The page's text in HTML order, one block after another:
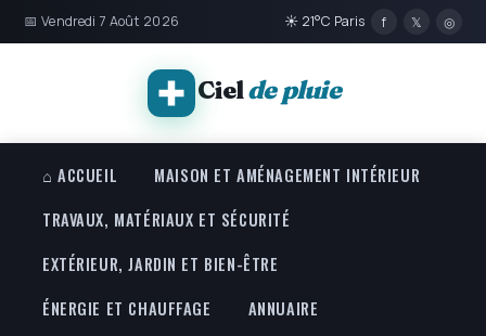
📅 Vendredi 7 Août 2026 ☀ 21°C Paris f 𝕏 ◎
Cielde pluie
⌂ ACCUEIL
MAISON ET AMÉNAGEMENT INTÉRIEUR
TRAVAUX, MATÉRIAUX ET SÉCURITÉ
EXTÉRIEUR, JARDIN ET BIEN-ÊTRE
ÉNERGIE ET CHAUFFAGE
ANNUAIRE